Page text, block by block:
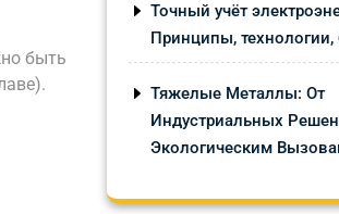
быть
Точный учёт
Принципы, технологии,
Тяжелые Металлы: От
Индустриальных
Экологическим